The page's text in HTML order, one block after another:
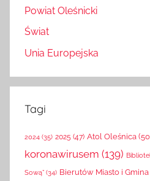
Powiat Oleśnicki
Świat
Unia Europejska
Tagi
2024 (35) 2025 (47) Atol Oleśnica
koronawirusem (139)
Sową” (34) Bierutów Miasto i Gmina